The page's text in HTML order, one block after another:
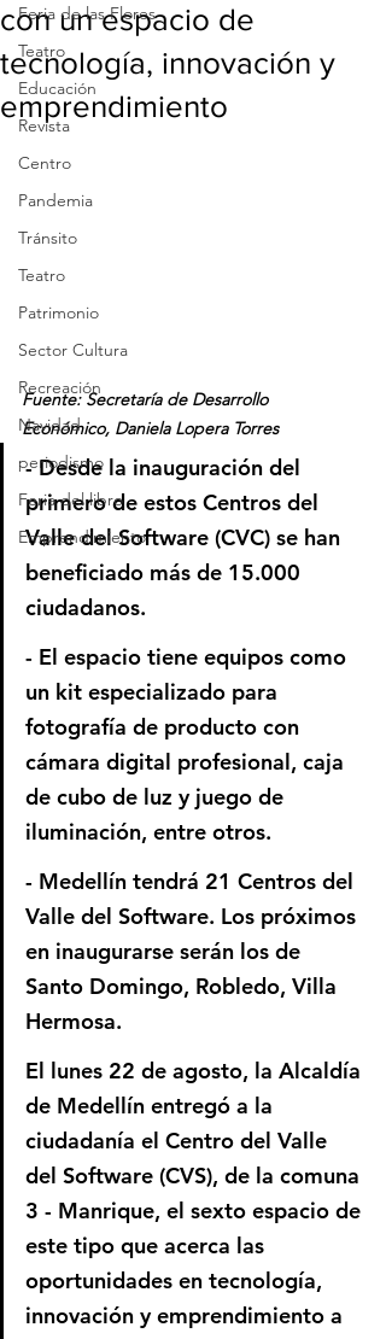
Feria de las Flores
Teatro
Educación
Revista
Centro
Pandemia
Tránsito
Teatro
Patrimonio
Sector Cultura
Recreación
Navidad
periodismo
Feria del libro
Emprendimiento
con un espacio de
tecnología, innovación y
emprendimiento
Fuente: Secretaría de Desarrollo
Económico, Daniela Lopera Torres
- Desde la inauguración del
primero de estos Centros del
Valle del Software (CVC) se han
beneficiado más de 15.000
ciudadanos.
- El espacio tiene equipos como
un kit especializado para
fotografía de producto con
cámara digital profesional, caja
de cubo de luz y juego de
iluminación, entre otros.
- Medellín tendrá 21 Centros del
Valle del Software. Los próximos
en inaugurarse serán los de
Santo Domingo, Robledo, Villa
Hermosa.
El lunes 22 de agosto, la Alcaldía
de Medellín entregó a la
ciudadanía el Centro del Valle
del Software (CVS), de la comuna
3 - Manrique, el sexto espacio de
este tipo que acerca las
oportunidades en tecnología,
innovación y emprendimiento a